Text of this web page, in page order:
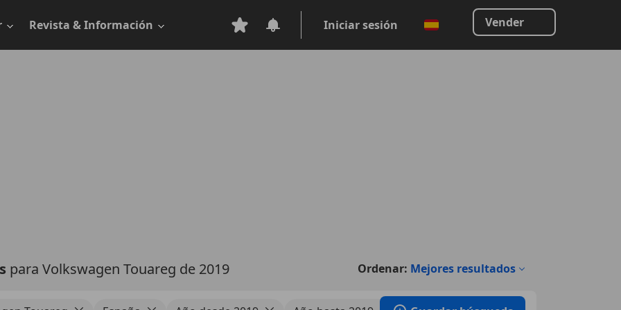
Revista & Información Iniciar sesión Vender
para Volkswagen Touareg de 2019 Ordenar: Mejores resultados